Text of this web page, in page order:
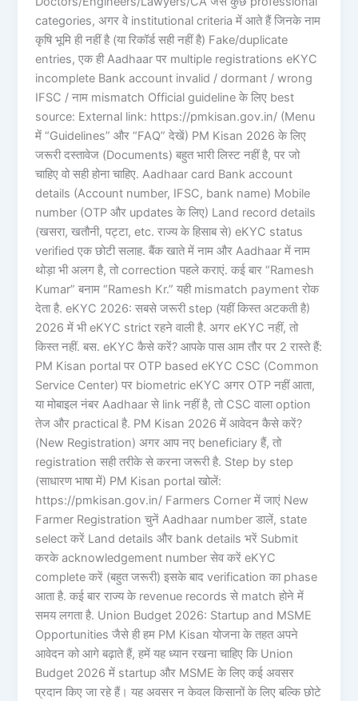
categories, अगर वे institutional criteria में आते हैं जिनके नाम
कृषि भूमि ही नहीं है (या रिकॉर्ड सही नहीं है) Fake/duplicate
entries, एक ही Aadhaar पर multiple registrations eKYC
incomplete Bank account invalid / dormant / wrong
IFSC / नाम mismatch Official guideline के लिए best
source: External link: https://pmkisan.gov.in/ (Menu
में “Guidelines” और “FAQ” देखें) PM Kisan 2026 के लिए
जरूरी दस्तावेज (Documents) बहुत भारी लिस्ट नहीं है, पर जो
चाहिए वो सही होना चाहिए. Aadhaar card Bank account
details (Account number, IFSC, bank name) Mobile
number (OTP और updates के लिए) Land record details
(खसरा, खतौनी, पट्टा, etc. राज्य के हिसाब से) eKYC status
verified एक छोटी सलाह. बैंक खाते में नाम और Aadhaar में नाम
थोड़ा भी अलग है, तो correction पहले कराएं. कई बार “Ramesh
Kumar” बनाम “Ramesh Kr.” यही mismatch payment रोक
देता है. eKYC 2026: सबसे जरूरी step (यहीं किस्त अटकती है)
2026 में भी eKYC strict रहने वाली है. अगर eKYC नहीं, तो
किस्त नहीं. बस. eKYC कैसे करें? आपके पास आम तौर पर 2 रास्ते हैं:
PM Kisan portal पर OTP based eKYC CSC (Common
Service Center) पर biometric eKYC अगर OTP नहीं आता,
या मोबाइल नंबर Aadhaar से link नहीं है, तो CSC वाला option
तेज और practical है. PM Kisan 2026 में आवेदन कैसे करें?
(New Registration) अगर आप नए beneficiary हैं, तो
registration सही तरीके से करना जरूरी है. Step by step
(साधारण भाषा में) PM Kisan portal खोलें:
https://pmkisan.gov.in/ Farmers Corner में जाएं New
Farmer Registration चुनें Aadhaar number डालें, state
select करें Land details और bank details भरें Submit
करके acknowledgement number सेव करें eKYC
complete करें (बहुत जरूरी) इसके बाद verification का phase
आता है. कई बार राज्य के revenue records से match होने में
समय लगता है. Union Budget 2026: Startup and MSME
Opportunities जैसे ही हम PM Kisan योजना के तहत अपने
आवेदन को आगे बढ़ाते हैं, हमें यह ध्यान रखना चाहिए कि Union
Budget 2026 में startup और MSME के लिए कई अवसर
प्रदान किए जा रहे हैं। यह अवसर न केवल किसानों के लिए बल्कि छोटे